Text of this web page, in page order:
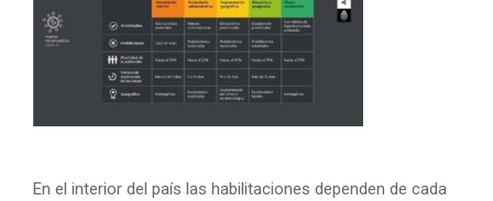
En el interior del país las habilitaciones dependen de cada